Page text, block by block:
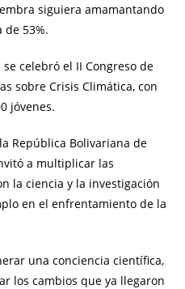
siguiera amamantando
de 53%.
celebró el II Congreso de
sobre Crisis Climática, con
jóvenes.
República Bolivariana de
a multiplicar las
la ciencia y la investigación
en el enfrentamiento de la
una conciencia científica,
los cambios que ya llegaron